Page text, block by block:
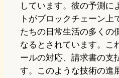
しています。彼の予測に
トがブロックチェーン
たちの日常生活の多くの
なるとされています。こ
ールの対応、請求書の支
す。このような技術の進